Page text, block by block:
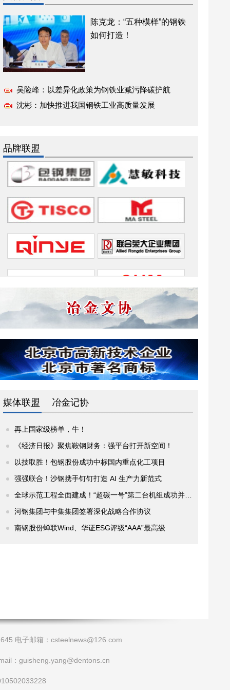
陈克龙：“五种模样”的钢铁
如何打造！
吴险峰：以差异化政策为钢铁业减污降碳护航
沈彬：加快推进我国钢铁工业高质量发展
品牌联盟
媒体联盟 冶金记协
再上国家级榜单，牛！
《经济日报》聚焦鞍钢财务：强平台打开新空间！
以技取胜！包钢股份成功中标国内重点化工项目
强强联合！沙钢携手钉钉打造 AI 生产力新范式
全球示范工程全面建成！“超碳一号”第二台机组成功并网发电
河钢集团与中集集团签署深化战略合作协议
南钢股份蝉联Wind、华证ESG评级“AAA”最高级
电子邮箱：csteelnews@126.com
：guisheng.yang@dentons.cn